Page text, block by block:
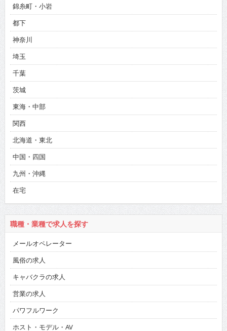
錦糸町・小岩
都下
神奈川
埼玉
千葉
茨城
東海・中部
関西
北海道・東北
中国・四国
九州・沖縄
在宅
職種・業種で求人を探す
メールオペレーター
風俗の求人
キャバクラの求人
営業の求人
パワフルワーク
ホスト・モデル・AV